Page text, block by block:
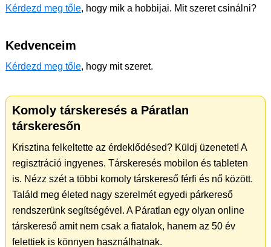
Kérdezd meg tőle, hogy mik a hobbijai. Mit szeret csinálni?
Kedvenceim
Kérdezd meg tőle, hogy mit szeret.
Komoly társkeresés a Páratlan
társkeresőn
Krisztina felkeltette az érdeklődésed? Küldj üzenetet! A
regisztráció ingyenes. Társkeresés mobilon és tableten
is. Nézz szét a többi komoly társkereső férfi és nő között.
Találd meg életed nagy szerelmét egyedi párkereső
rendszerünk segítségével. A Páratlan egy olyan online
társkereső amit nem csak a fiatalok, hanem az 50 év
felettiek is könnyen használhatnak.